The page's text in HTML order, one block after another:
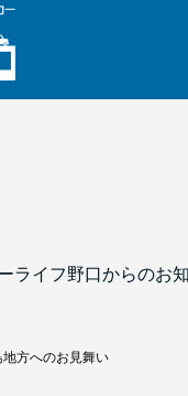
ライフ野口からのお
地方へのお見舞い